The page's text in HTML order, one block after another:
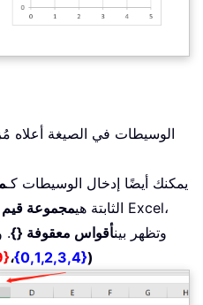
الوسيطات في الصيغة أعلاه
يمكنك أيضًا إدخال الوسيطات كـ
الثابتة هيمجموعة قيم
وتظهر بينأقواس معقوفة {}.
،{0,1,2,3,4})